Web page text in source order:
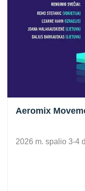
Aeromix
2026 m. spalio 3-4